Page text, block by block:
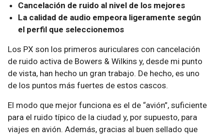
Cancelación de ruido al nivel de los mejores
La calidad de audio empeora ligeramente según
el perfil que seleccionemos
Los PX son los primeros auriculares con cancelación
de ruido activa de Bowers & Wilkins y, desde mi punto
de vista, han hecho un gran trabajo. De hecho, es uno
de los puntos más fuertes de estos cascos.
El modo que mejor funciona es el de “avión”, suficiente
para el ruido típico de la ciudad y, por supuesto, para
viajes en avión. Además, gracias al buen sellado que